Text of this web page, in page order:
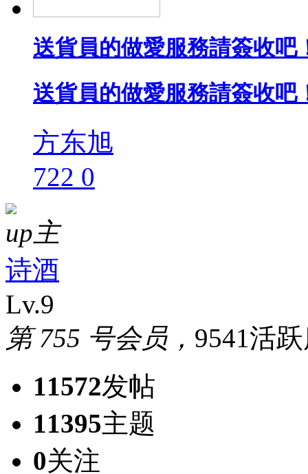
送貨員的做愛服務請簽收吧
送貨員的做愛服務請簽收吧
方东旭
722 0
up主
诗酒
Lv.9
第 755 号会员， 9541活
11572发帖
11395主题
0关注